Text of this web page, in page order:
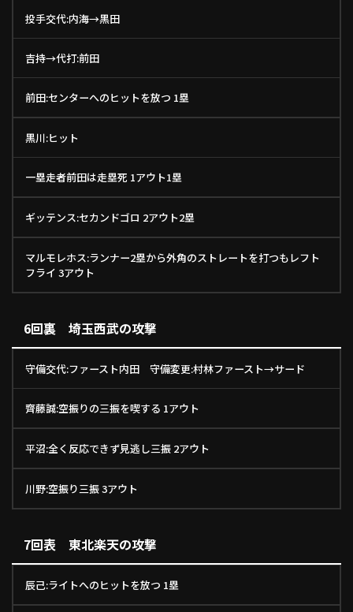
投手交代:内海→黒田
吉持→代打:前田
前田:センターへのヒットを放つ 1塁
黒川:ヒット
一塁走者前田は走塁死 1アウト1塁
ギッテンス:セカンドゴロ 2アウト2塁
マルモレホス:ランナー2塁から外角のストレートを打つもレフト
フライ 3アウト
6回裏 埼玉西武の攻撃
守備交代:ファースト内田 守備変更:村林ファースト→サード
齊藤誠:空振りの三振を喫する 1アウト
平沼:全く反応できず見逃し三振 2アウト
川野:空振り三振 3アウト
7回表 東北楽天の攻撃
辰己:ライトへのヒットを放つ 1塁